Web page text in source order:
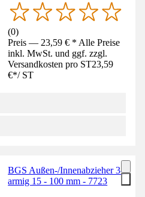
(0)
Preis — 23,59 € * Alle Preise
inkl. MwSt. und ggf. zzgl.
Versandkosten pro ST23,59
€*/ ST
BGS Außen-/Innenabzieher 3-
armig 15 - 100 mm - 7723